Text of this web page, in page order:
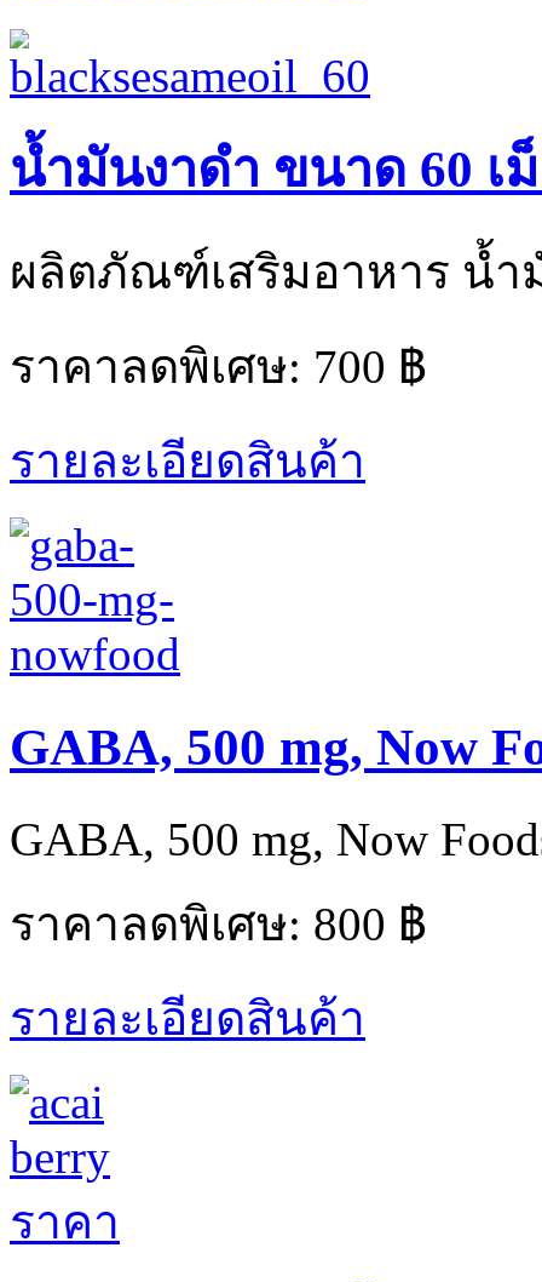
น้ำมันงาดำ ขนาด 60 เ
ผลิตภัณฑ์เสริมอาหาร น้ำ
ราคาลดพิเศษ: 700 ฿
รายละเอียดสินค้า
GABA, 500 mg, Now
GABA, 500 mg, Now
ราคาลดพิเศษ: 800 ฿
รายละเอียดสินค้า